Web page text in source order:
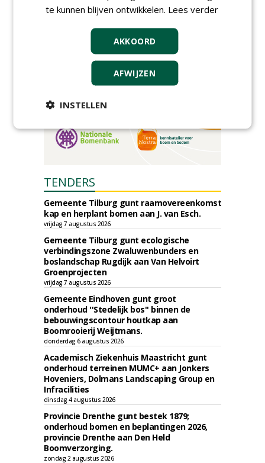
donderdag 5 november 2026
TENDERS
Gemeente Tilburg gunt raamovereenkomst
kap en herplant bomen aan J. van Esch.
vrijdag 7 augustus 2026
Gemeente Tilburg gunt ecologische
verbindingszone Zwaluwenbunders en
boslandschap Rugdijk aan Van Helvoirt
Groenprojecten
vrijdag 7 augustus 2026
Gemeente Eindhoven gunt groot
onderhoud ''Stedelijk bos'' binnen de
bebouwingscontour houtkap aan
Boomrooierij Weijtmans.
donderdag 6 augustus 2026
Academisch Ziekenhuis Maastricht gunt
onderhoud terreinen MUMC+ aan Jonkers
Hoveniers, Dolmans Landscaping Group en
Infracilities
dinsdag 4 augustus 2026
Provincie Drenthe gunt bestek 1879;
onderhoud bomen en beplantingen 2026,
provincie Drenthe aan Den Held
Boomverzorging.
zondag 2 augustus 2026
te kunnen blijven ontwikkelen. Lees verder
AKKOORD
AFWIJZEN
INSTELLEN